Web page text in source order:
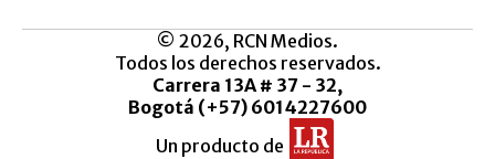
© 2026, RCN Medios.
Todos los derechos reservados.
Carrera 13A # 37 - 32,
Bogotá (+57) 6014227600
Un producto de